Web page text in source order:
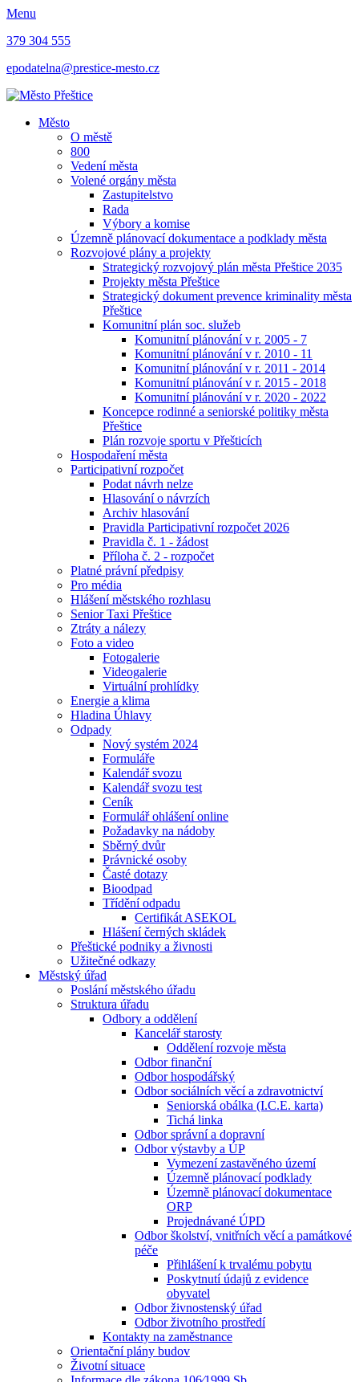
Menu
379 304 555
epodatelna@prestice-mesto.cz
Město
O městě
800
Vedení města
Volené orgány města
Zastupitelstvo
Rada
Výbory a komise
Územně plánovací dokumentace a podklady města
Rozvojové plány a projekty
Strategický rozvojový plán města Přeštice 2035
Projekty města Přeštice
Strategický dokument prevence kriminality města
Přeštice
Komunitní plán soc. služeb
Komunitní plánování v r. 2005 - 7
Komunitní plánování v r. 2010 - 11
Komunitní plánování v r. 2011 - 2014
Komunitní plánování v r. 2015 - 2018
Komunitní plánování v r. 2020 - 2022
Koncepce rodinné a seniorské politiky města
Přeštice
Plán rozvoje sportu v Přešticích
Hospodaření města
Participativní rozpočet
Podat návrh nelze
Hlasování o návrzích
Archiv hlasování
Pravidla Participativní rozpočet 2026
Pravidla č. 1 - žádost
Příloha č. 2 - rozpočet
Platné právní předpisy
Pro média
Hlášení městského rozhlasu
Senior Taxi Přeštice
Ztráty a nálezy
Foto a video
Fotogalerie
Videogalerie
Virtuální prohlídky
Energie a klima
Hladina Úhlavy
Odpady
Nový systém 2024
Formuláře
Kalendář svozu
Kalendář svozu test
Ceník
Formulář ohlášení online
Požadavky na nádoby
Sběrný dvůr
Právnické osoby
Časté dotazy
Bioodpad
Třídění odpadu
Certifikát ASEKOL
Hlášení černých skládek
Přeštické podniky a živnosti
Užitečné odkazy
Městský úřad
Poslání městského úřadu
Struktura úřadu
Odbory a oddělení
Kancelář starosty
Oddělení rozvoje města
Odbor finanční
Odbor hospodářský
Odbor sociálních věcí a zdravotnictví
Seniorská obálka (I.C.E. karta)
Tichá linka
Odbor správní a dopravní
Odbor výstavby a ÚP
Vymezení zastavěného území
Územně plánovací podklady
Územně plánovací dokumentace
ORP
Projednávané ÚPD
Odbor školství, vnitřních věcí a památkové
péče
Přihlášení k trvalému pobytu
Poskytnutí údajů z evidence
obyvatel
Odbor živnostenský úřad
Odbor životního prostředí
Kontakty na zaměstnance
Orientační plány budov
Životní situace